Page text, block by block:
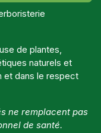
de plantes,
naturels et
et dans le respect
ne remplacent pas
de santé.